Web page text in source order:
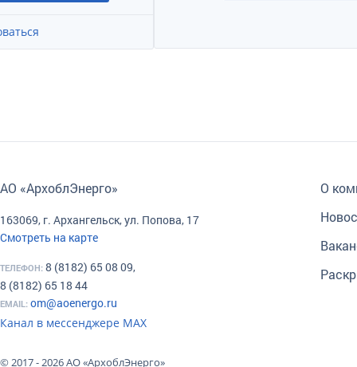
АО «АрхоблЭнерго»
163069, г. Архангельск, ул. Попова, 17
Смотреть на карте
ТЕЛЕФОН: 8 (8182) 65 08 09,
8 (8182) 65 18 44
EMAIL: om@aoenergo.ru
О
© 2017 - 2026 АО «АрхоблЭнерго»
Канал в мессенджере МАХ